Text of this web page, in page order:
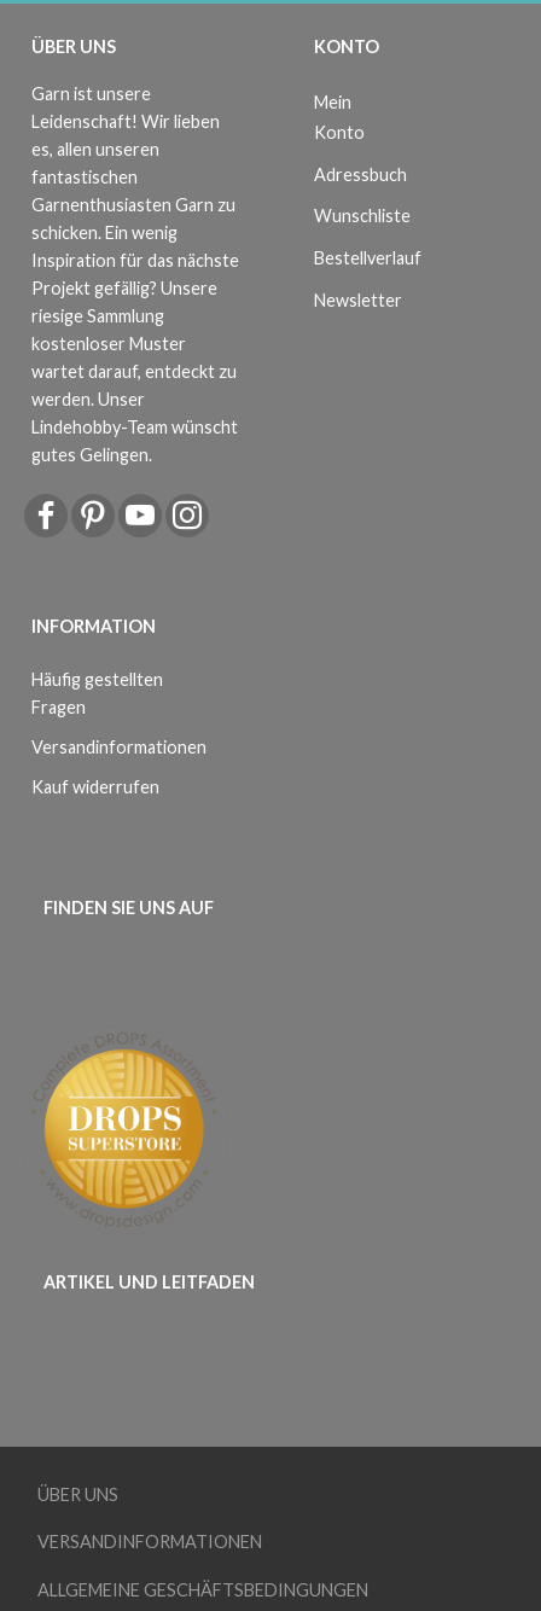
ÜBER UNS
Garn ist unsere
Leidenschaft! Wir lieben
es, allen unseren
fantastischen
Garnenthusiasten Garn zu
schicken. Ein wenig
Inspiration für das nächste
Projekt gefällig? Unsere
riesige Sammlung
kostenloser Muster
wartet darauf, entdeckt zu
werden. Unser
Lindehobby-Team wünscht
gutes Gelingen.
INFORMATION
Häufig gestellten
Fragen
Versandinformationen
Kauf widerrufen
KONTO
Mein
Konto
Adressbuch
Wunschliste
Bestellverlauf
Newsletter
FINDEN SIE UNS AUF
ARTIKEL UND LEITFADEN
ÜBER UNS
VERSANDINFORMATIONEN
ALLGEMEINE GESCHÄFTSBEDINGUNGEN